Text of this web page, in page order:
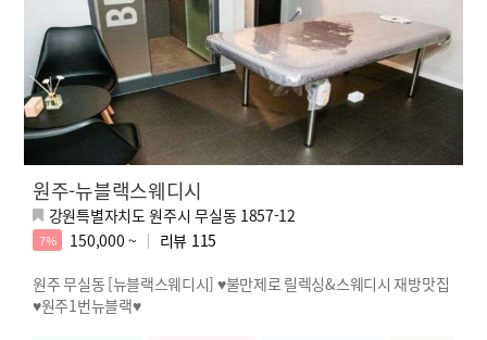
원주-뉴블랙스웨디시
강원특별자치도 원주시 무실동 1857-12
7% 150,000 ~ 리뷰 115
원주 무실동 [뉴블랙스웨디시] ♥불만제로 릴렉싱&스웨디시 재방맛집
♥원주1번뉴블랙♥